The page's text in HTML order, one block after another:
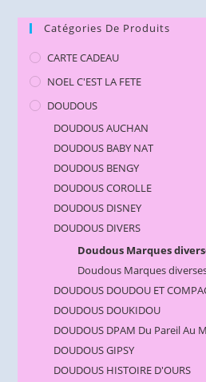
Catégories De Produits
CARTE CADEAU
NOEL C'EST LA FETE
DOUDOUS
DOUDOUS AUCHAN
DOUDOUS BABY NAT
DOUDOUS BENGY
DOUDOUS COROLLE
DOUDOUS DISNEY
DOUDOUS DIVERS
Doudous Marques
Doudous Marques
DOUDOUS DOUDOU ET
DOUDOUS DOUKIDOU
DOUDOUS DPAM Du Pareil Au
DOUDOUS GIPSY
DOUDOUS HISTOIRE D'OURS